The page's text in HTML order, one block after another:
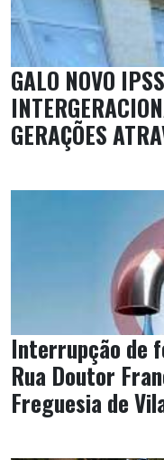
GALO NOVO
GERAÇÕES
Interrupção de
Rua Doutor
Freguesia de